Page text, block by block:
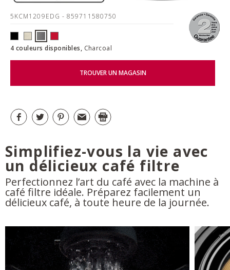
5KCM1209EDG - 859711580750
4 couleurs disponibles, Charcoal
TROUVER UN MAGASIN
Simplifiez-vous la vie avec
un délicieux café filtre
Perfectionnez l’art du café avec la machine à
café filtre idéale. Préparez facilement un
délicieux café, à toute heure de la journée.